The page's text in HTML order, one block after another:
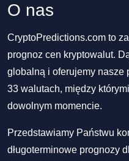
O nas
CryptoPredictions.com to
prognoz cen kryptowalut.
globalną i oferujemy nasze
33 walutach, między
dowolnym momencie.
Przedstawiamy Państwu
długoterminowe prognozy